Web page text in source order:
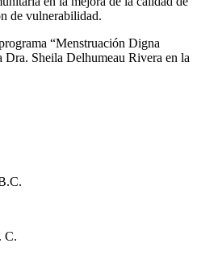
de vulnerabilidad.
“Menstruación Digna
Sheila Delhumeau Rivera en la
C.